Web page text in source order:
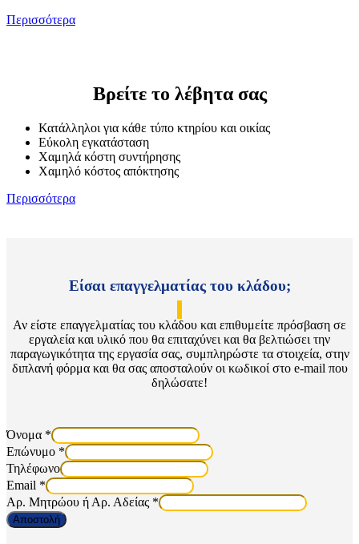
Περισσότερα
Βρείτε το λέβητα σας
Κατάλληλοι για κάθε τύπο κτηρίου και οικίας
Εύκολη εγκατάσταση
Χαμηλά κόστη συντήρησης
Χαμηλό κόστος απόκτησης
Περισσότερα
Είσαι επαγγελματίας του κλάδου;
Αν είστε επαγγελματίας του κλάδου και επιθυμείτε πρόσβαση σε
εργαλεία και υλικό που θα επιταχύνει και θα βελτιώσει την
παραγωγικότητα της εργασία σας, συμπληρώστε τα στοιχεία, στην
διπλανή φόρμα και θα σας αποσταλούν οι κωδικοί στο e-mail που
δηλώσατε!
Όνομα *
Επώνυμο *
Τηλέφωνο
Email *
Αρ. Μητρώου ή Αρ. Αδείας *
Αποστολή